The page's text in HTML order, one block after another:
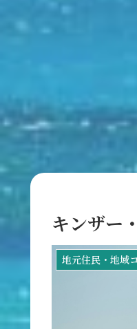
キンザー
地元住民・地域